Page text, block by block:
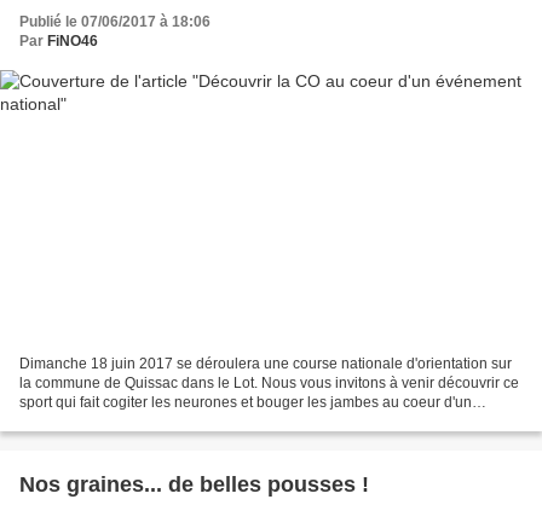
Publié le 07/06/2017 à 18:06
Par FiNO46
Dimanche 18 juin 2017 se déroulera une course nationale d'orientation sur
la commune de Quissac dans le Lot. Nous vous invitons à venir découvrir ce
sport qui fait cogiter les neurones et bouger les jambes au coeur d'un
Nos graines... de belles pousses !